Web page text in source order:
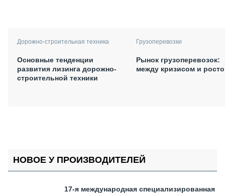
Дорожно-строительная техника
Основные тенденции
развития лизинга дорожно-
строительной техники
Грузоперевозки
Рынок грузоперевозок:
между кризисом и
НОВОЕ У ПРОИЗВОДИТЕЛЕЙ
17-я международная специализированная